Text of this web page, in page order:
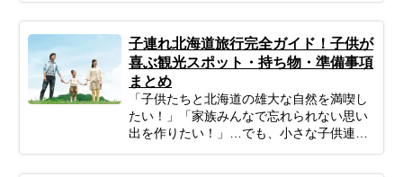
の旅行で周遊できる「北海道観光のゴール
デンルート」です。 「温泉も絶景もグルメ
も楽しみたいけれど、どう回ればいい
の？」 そんなあなたのために、今回はプロ
のツアーコーディネーターが厳選した、目
的別のニセコ・洞爺湖・登別のおすすめ観
光スポットをご紹介します。 地獄谷の迫力
ある風景から、湖畔で過ごす優雅なひとと
子連れ北海道旅行完全ガイド！子供が
喜ぶ観光スポット・持ち物・準備事項
まとめ
「子供たちと北海道の雄大な自然を満喫し
たい！」「家族みんなで忘れられない思い
出を作りたい！」…でも、小さな子供連れ